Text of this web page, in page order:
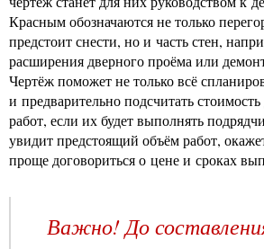
Красным обозначаются не только
предстоит снести, но и часть стен,
расширения дверного проёма или
Чертёж поможет не только всё
и предварительно подсчитать
работ, если их будет выполнять
увидит предстоящий объём работ,
проще договориться о цене и сроках
Важно! До